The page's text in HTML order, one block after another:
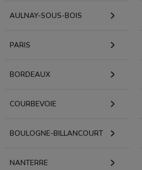
AULNAY-SOUS-BOIS
PARIS
BORDEAUX
COURBEVOIE
BOULOGNE-BILLANCOURT
NANTERRE